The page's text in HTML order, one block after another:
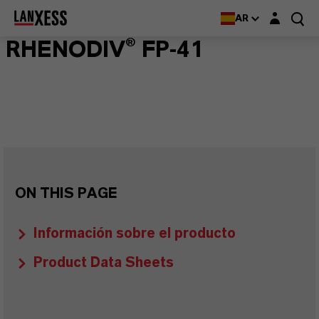
AR Login layer
RHENODIV® FP-41
ON THIS PAGE
Información sobre el producto
Product Data Sheets